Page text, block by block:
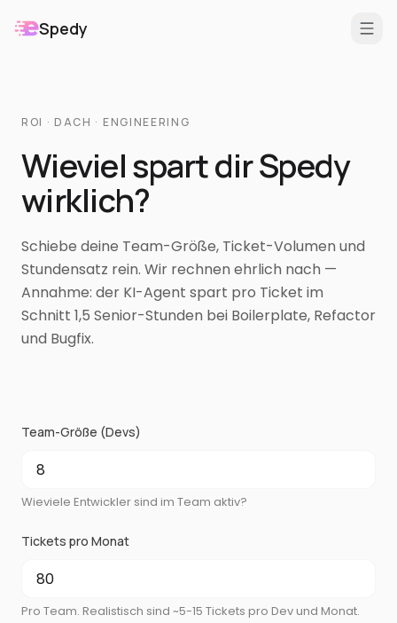
Spedy
Features
Für
Erweiterungen
ROI · DACH · ENGINEERING
Wieviel spart dir Spedy
wirklich?
Schiebe deine Team-Größe, Ticket-Volumen und
Stundensatz rein. Wir rechnen ehrlich nach —
Annahme: der KI-Agent spart pro Ticket im
Schnitt 1,5 Senior-Stunden bei Boilerplate, Refactor
und Bugfix.
Team-Größe (Devs)
Wieviele Entwickler sind im Team aktiv?
Tickets pro Monat
Pro Team. Realistisch sind ~5-15 Tickets pro Dev und Monat.